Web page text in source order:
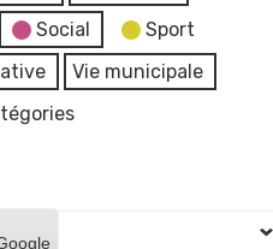
Social
Sport
Vie municipale